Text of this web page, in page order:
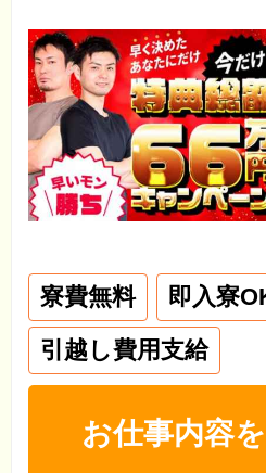
寮費無料 即入寮
引越し費用支給
お仕事内容